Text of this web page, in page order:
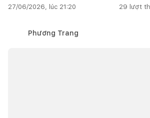
27/06/2026, lúc 21:20 29 lượt
Phương Trang